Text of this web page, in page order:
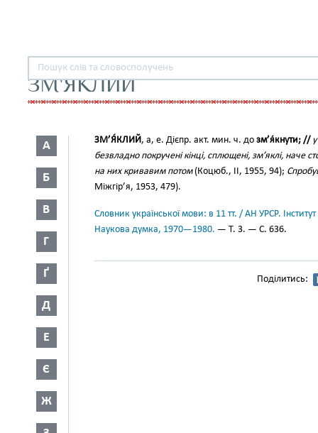
ЗМ'ЯКЛИЙ
А
Б
В
Г
Ґ
Д
Е
Є
Ж
ЗМ’Я́КЛИЙ, а, е. Дієпр. акт. мин. ч. до зм’я́кнути; //
безвладно покручені кінці, сплющені, зм’яклі, наче
на них кривавим потом(Коцюб., II, 1955, 94);
Міжгір’я, 1953, 479).
Словник української мови: в 11 тт. / АН УРСР.
Наукова думка, 1970—1980. — Т. 3. — С. 636.
Поділитись: